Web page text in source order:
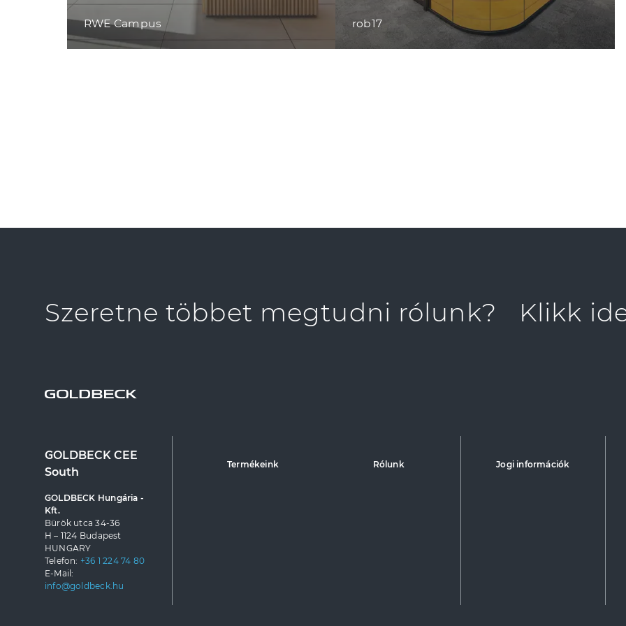
RWE Campus rob17
Szeretne többet megtudni rólunk? Klikk
GOLDBECK CEE
South
GOLDBECK Hungária -
Kft.
Bürök utca 34-36
H – 1124 Budapest
HUNGARY
Telefon: +36 1 224 74 80
E-Mail:
info@goldbeck.hu
Termékeink Rólunk Jogi információk